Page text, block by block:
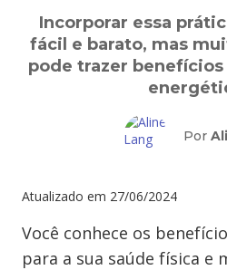
Incorporar essa
fácil e barato, mas
pode trazer
Por
Atualizado em 27/06/2024
Você conhece os
para a sua saúde física e